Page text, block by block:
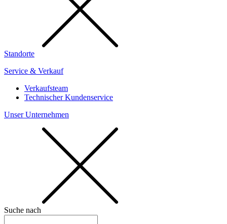
Standorte
Service & Verkauf
Verkaufsteam
Technischer Kundenservice
Unser Unternehmen
Suche nach